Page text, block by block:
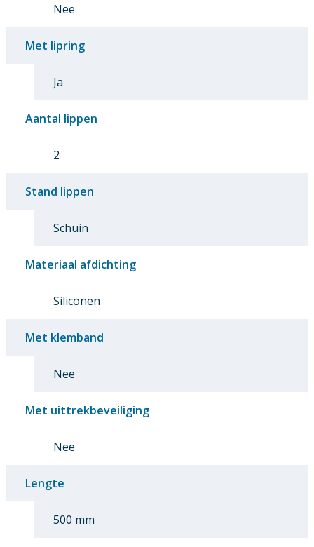
Nee
Met lipring
Ja
Aantal lippen
2
Stand lippen
Schuin
Materiaal afdichting
Siliconen
Met klemband
Nee
Met uittrekbeveiliging
Nee
Lengte
500 mm